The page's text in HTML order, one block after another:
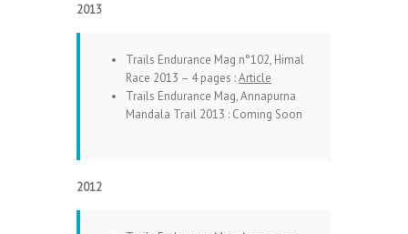
2013
Trails Endurance Mag n°102, Himal
Race 2013 – 4 pages :Article
Trails Endurance Mag, Annapurna
Mandala Trail 2013 : Coming Soon
2012